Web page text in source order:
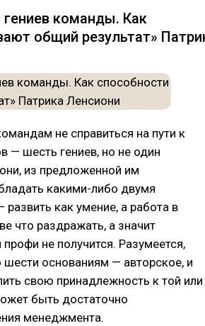
команды. Как
общий результат»
не справиться на пути к
— шесть гениев, но не один
из предложенной им
какими-либо двумя
как умение, а работа в
что раздражать, а значит
не получится. Разумеется,
основаниям — авторское, и
свою принадлежность к той или
быть достаточно
менеджмента.